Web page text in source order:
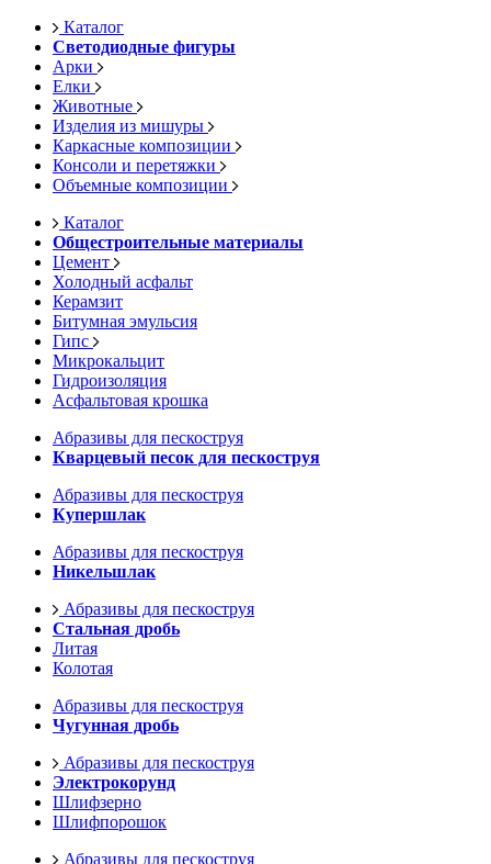
Каталог
Светодиодные фигуры
Арки
Елки
Животные
Изделия из мишуры
Каркасные композиции
Консоли и перетяжки
Объемные композиции
Каталог
Общестроительные материалы
Цемент
Холодный асфальт
Керамзит
Битумная эмульсия
Гипс
Микрокальцит
Гидроизоляция
Асфальтовая крошка
Абразивы для пескоструя
Кварцевый песок для пескоструя
Абразивы для пескоструя
Купершлак
Абразивы для пескоструя
Никельшлак
Абразивы для пескоструя
Стальная дробь
Литая
Колотая
Абразивы для пескоструя
Чугунная дробь
Абразивы для пескоструя
Электрокорунд
Шлифзерно
Шлифпорошок
Абразивы для пескоструя